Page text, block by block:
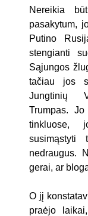
Nereikia
pasakytum,
Putino
stengianti
Sąjungos
tačiau jos
Jungtinių
Trumpas.
tinkluose,
nedraugus.
gerai, ar
O jį
praėjo